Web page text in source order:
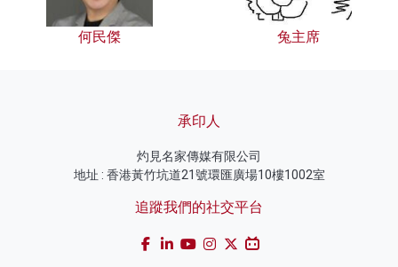
何民傑 兔主席
承印人
灼見名家傳媒有限公司
地址 : 香港黃竹坑道21號環匯廣場10樓1002室
追蹤我們的社交平台